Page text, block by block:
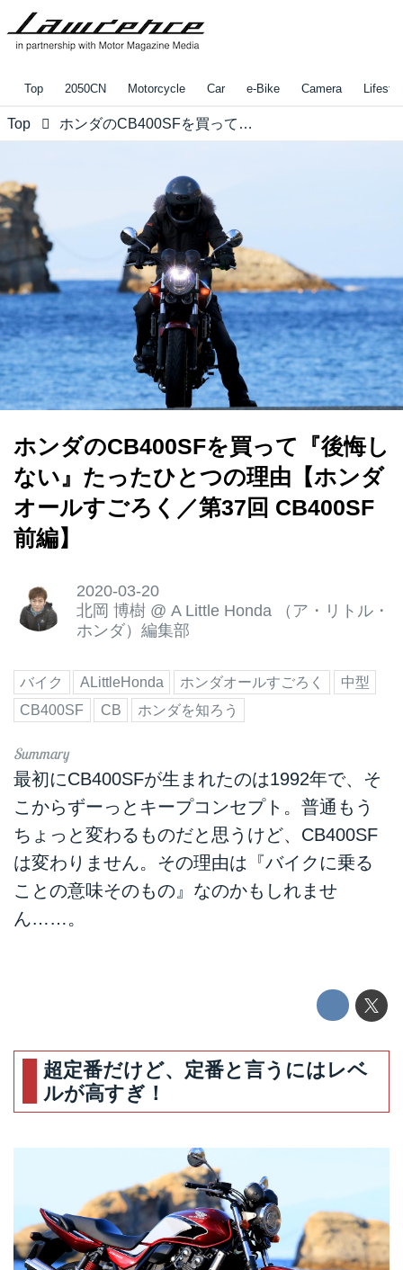
Top 2050CN Motorcycle Car e-Bike Camera
Top ホンダのCB400SFを買って『後悔しない』たったひとつの理由【ホンダオールすごろく／第37回 CB400SF 前編】
ホンダのCB400SFを買って『後悔し
ない』たったひとつの理由【ホンダ
オールすごろく／第37回 CB400SF
前編】
2020-03-20
北岡 博樹 @ A Little Honda （ア・リトル・
ホンダ）編集部
バイク ALittleHonda ホンダオールすごろく
中型
CB400SF
CB ホンダを知ろう
最初にCB400SFが生まれたのは1992年で、そ
こからずーっとキープコンセプト。普通もう
ちょっと変わるものだと思うけど、CB400SF
は変わりません。その理由は『バイクに乗る
ことの意味そのもの』なのかもしれませ
ん……。
超定番だけど、定番と言うにはレベ
ルが高すぎ！